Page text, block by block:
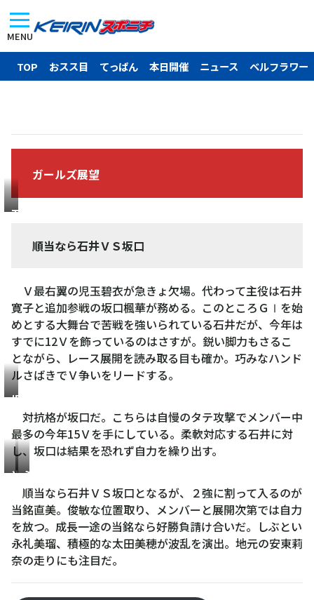
MENU
TOP おスス目 てっぱん 本日開催 ニュース ベルフラワー
ガールズ展望
石
順当なら石井ＶＳ坂口
Ｖ最右翼の児玉碧衣が急きょ欠場。代わって主役は石井
寛子と追加参戦の坂口楓華が務める。このところＧⅠを始
めとする大舞台で苦戦を強いられている石井だが、今年は
すでに12Ｖを飾っているのはさすが。鋭い脚力もさるこ
とながら、レース展開を読み取る目も確か。巧みなハンド
ルさばきでＶ争いをリードする。
坂
楓
華
対抗格が坂口だ。こちらは自慢のタテ攻撃でメンバー中
最多の今年15Ｖを手にしている。柔軟対応する石井に対
し、坂口は結果を恐れず自力を繰り出す。
当
直
美
永
礼
美
瑠
順当なら石井ＶＳ坂口となるが、２強に割って入るのが
当銘直美。俊敏な位置取り、メンバーと展開次第では自力
を放つ。成長一途の当銘なら好勝負請け合いだ。しぶとい
永礼美瑠、積極的な太田美穂が波乱を演出。地元の安東莉
奈の走りにも注目だ。